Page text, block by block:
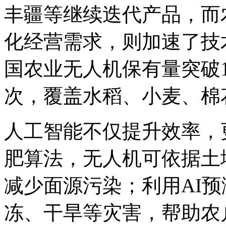
丰疆等继续迭代产品，
化经营需求，则加速了
国农业无人机保有量突
次，覆盖水稻、小麦、
人工智能不仅提升效率
肥算法，无人机可依据
减少面源污染；利用AI
冻、干旱等灾害，帮助